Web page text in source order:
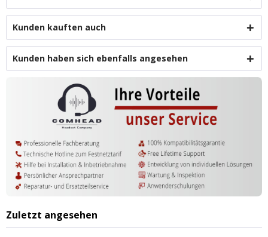
Kunden kauften auch
Kunden haben sich ebenfalls angesehen
Zuletzt angesehen